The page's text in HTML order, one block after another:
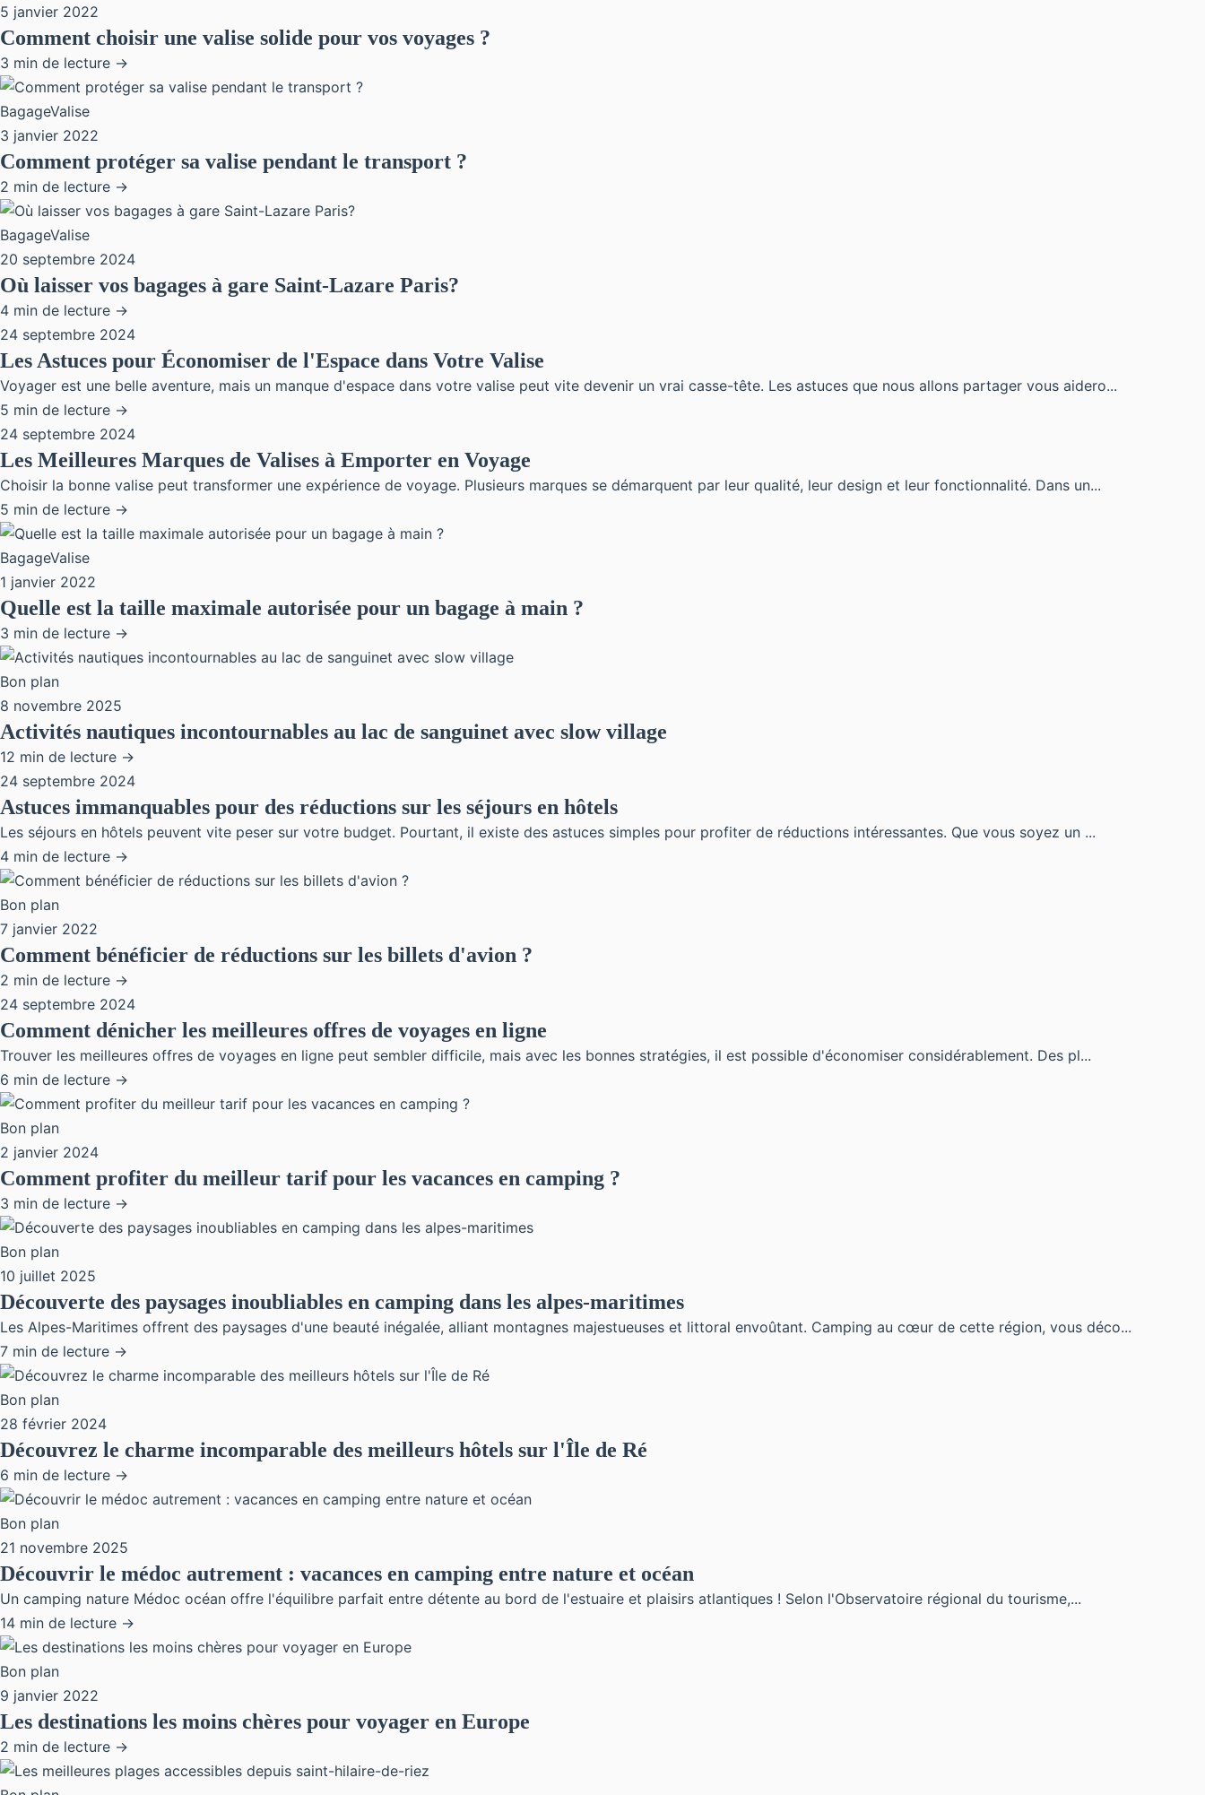
5 janvier 2022
Comment choisir une valise solide pour vos voyages ?
3 min de lecture →
BagageValise
3 janvier 2022
Comment protéger sa valise pendant le transport ?
2 min de lecture →
BagageValise
20 septembre 2024
Où laisser vos bagages à gare Saint-Lazare Paris?
4 min de lecture →
24 septembre 2024
Les Astuces pour Économiser de l'Espace dans Votre Valise
Voyager est une belle aventure, mais un manque d'espace dans votre valise peut vite devenir un vrai casse-tête. Les astuces que nous allons partager vous aidero...
5 min de lecture →
24 septembre 2024
Les Meilleures Marques de Valises à Emporter en Voyage
Choisir la bonne valise peut transformer une expérience de voyage. Plusieurs marques se démarquent par leur qualité, leur design et leur fonctionnalité. Dans un...
5 min de lecture →
BagageValise
1 janvier 2022
Quelle est la taille maximale autorisée pour un bagage à main ?
3 min de lecture →
Bon plan
8 novembre 2025
Activités nautiques incontournables au lac de sanguinet avec slow village
12 min de lecture →
24 septembre 2024
Astuces immanquables pour des réductions sur les séjours en hôtels
Les séjours en hôtels peuvent vite peser sur votre budget. Pourtant, il existe des astuces simples pour profiter de réductions intéressantes. Que vous soyez un ...
4 min de lecture →
Bon plan
7 janvier 2022
Comment bénéficier de réductions sur les billets d'avion ?
2 min de lecture →
24 septembre 2024
Comment dénicher les meilleures offres de voyages en ligne
Trouver les meilleures offres de voyages en ligne peut sembler difficile, mais avec les bonnes stratégies, il est possible d'économiser considérablement. Des pl...
6 min de lecture →
Bon plan
2 janvier 2024
Comment profiter du meilleur tarif pour les vacances en camping ?
3 min de lecture →
Bon plan
10 juillet 2025
Découverte des paysages inoubliables en camping dans les alpes-maritimes
Les Alpes-Maritimes offrent des paysages d'une beauté inégalée, alliant montagnes majestueuses et littoral envoûtant. Camping au cœur de cette région, vous déco...
7 min de lecture →
Bon plan
28 février 2024
Découvrez le charme incomparable des meilleurs hôtels sur l'Île de Ré
6 min de lecture →
Bon plan
21 novembre 2025
Découvrir le médoc autrement : vacances en camping entre nature et océan
Un camping nature Médoc océan offre l'équilibre parfait entre détente au bord de l'estuaire et plaisirs atlantiques ! Selon l'Observatoire régional du tourisme,...
14 min de lecture →
Bon plan
9 janvier 2022
Les destinations les moins chères pour voyager en Europe
2 min de lecture →